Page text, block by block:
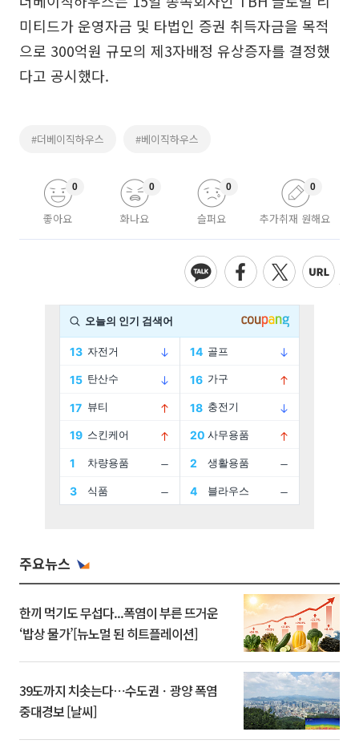
미티드가 운영자금 및 타법인 증권 취득자금을 목적
으로 300억원 규모의 제3자배정 유상증자를 결정했
다고 공시했다.
#더베이직하우스 #베이직하우스
좋아요
0
화나요
0
슬퍼요
0
추가취재 원해요
0
주요뉴스
한끼 먹기도 무섭다...폭염이 부른 뜨거운
‘밥상 물가’[뉴노멀 된 히트플레이션]
39도까지 치솟는다⋯수도권ㆍ광양 폭염
중대경보 [날씨]